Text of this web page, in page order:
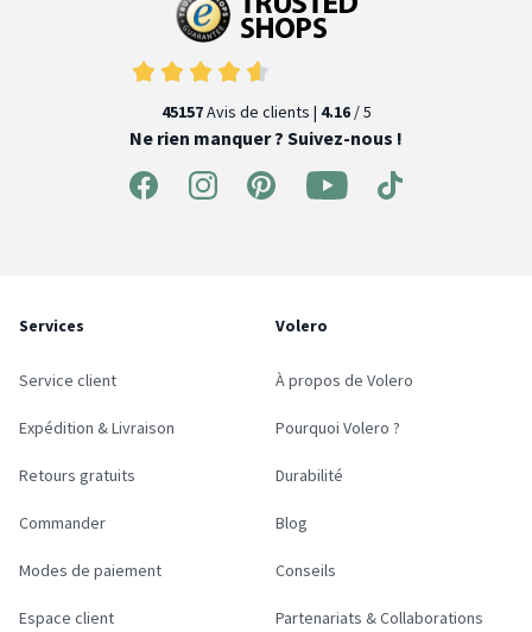
45157Avis de clients | 4.16/ 5
Ne rien manquer ? Suivez-nous !
Services
Service client
Expédition & Livraison
Retours gratuits
Commander
Modes de paiement
Espace client
Volero
À propos de Volero
Pourquoi Volero ?
Durabilité
Blog
Conseils
Partenariats & Collaborations